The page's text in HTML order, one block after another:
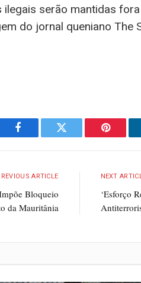
serão mantidas
do jornal queniano The
Facebook Twitter
ARTICLE
Bloqueio
da Mauritânia
NEXT
‘Esforço